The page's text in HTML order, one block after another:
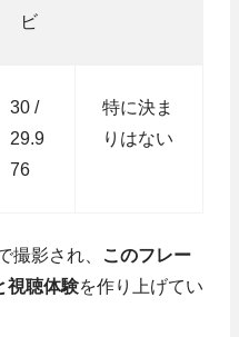
ビ
30 /
29.9
76
特に決ま
りはない
撮影され、
このフレー
視聴体験を作り上げてい